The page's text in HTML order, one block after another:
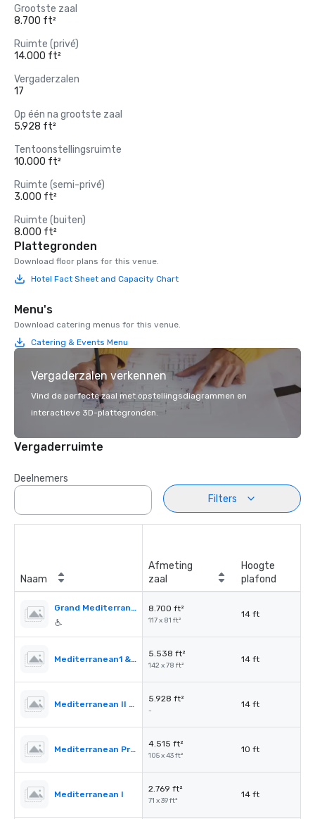
Grootste zaal
8.700 ft²
Ruimte (privé)
14.000 ft²
Vergaderzalen
17
Op één na grootste zaal
5.928 ft²
Tentoonstellingsruimte
10.000 ft²
Ruimte (semi-privé)
3.000 ft²
Ruimte (buiten)
8.000 ft²
Plattegronden
Download floor plans for this venue.
Hotel Fact Sheet and Capacity Chart
Menu's
Download catering menus for this venue.
Catering & Events Menu
Vergaderzalen verkennen
Vind de perfecte zaal met opstellingsdiagrammen en
interactieve 3D-plattegronden.
Vergaderruimte
Deelnemers
Filters
Naam
Afmeting
zaal
Hoogte
plafond
Grand Mediterranean Ballroom 8.700 ft²
117 x 81 ft²
14 ft
Mediterranean1 & 2
5.538 ft²
142 x 78 ft²
14 ft
Mediterranean II & III
5.928 ft²
-
14 ft
Mediterranean PreFunction
4.515 ft²
105 x 43 ft²
10 ft
Mediterranean I
2.769 ft²
71 x 39 ft²
14 ft